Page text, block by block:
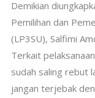
Demikian
Pemilihan dan
(LP3SU), Salfimi
Terkait
sudah saling rebut
jangan terjebak